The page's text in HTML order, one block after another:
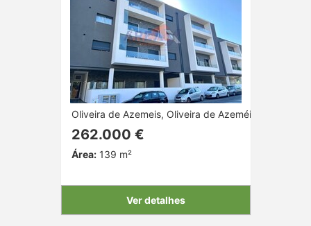
Oliveira de Azemeis, Oliveira de Azeméis, Aveiro
262.000 €
Área:139 m²
Ver detalhes